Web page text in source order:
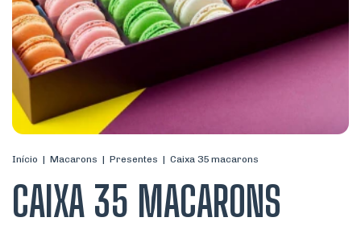
Início | Macarons | Presentes | Caixa 35 macarons
CAIXA 35 MACARONS